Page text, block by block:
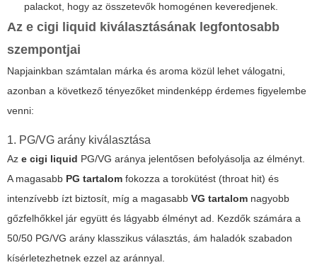
palackot, hogy az összetevők homogénen keveredjenek.
Az e cigi liquid kiválasztásának legfontosabb
szempontjai
Napjainkban számtalan márka és aroma közül lehet válogatni,
azonban a következő tényezőket mindenképp érdemes figyelembe
venni:
1. PG/VG arány kiválasztása
Az e cigi liquid PG/VG aránya jelentősen befolyásolja az élményt.
A magasabb PG tartalom fokozza a torokütést (throat hit) és
intenzívebb ízt biztosít, míg a magasabb VG tartalom nagyobb
gőzfelhőkkel jár együtt és lágyabb élményt ad. Kezdők számára a
50/50 PG/VG arány klasszikus választás, ám haladók szabadon
kísérletezhetnek ezzel az aránnyal.